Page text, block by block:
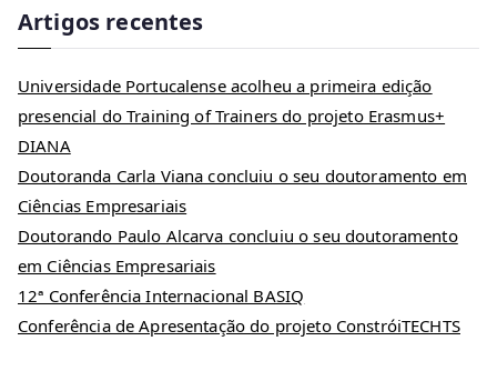
Artigos recentes
Universidade Portucalense acolheu a primeira edição
presencial do Training of Trainers do projeto Erasmus+
DIANA
Doutoranda Carla Viana concluiu o seu doutoramento em
Ciências Empresariais
Doutorando Paulo Alcarva concluiu o seu doutoramento
em Ciências Empresariais
12ª Conferência Internacional BASIQ
Conferência de Apresentação do projeto ConstróiTECHTS